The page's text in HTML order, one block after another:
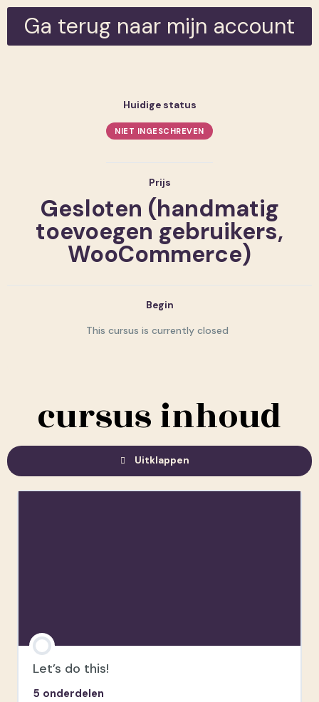
Ga terug naar mijn account
Huidige status
NIET INGESCHREVEN
Prijs
Gesloten (handmatig
toevoegen gebruikers,
WooCommerce)
Begin
This cursus is currently closed
cursus inhoud
Uitklappen
Let’s do this!
5 onderdelen